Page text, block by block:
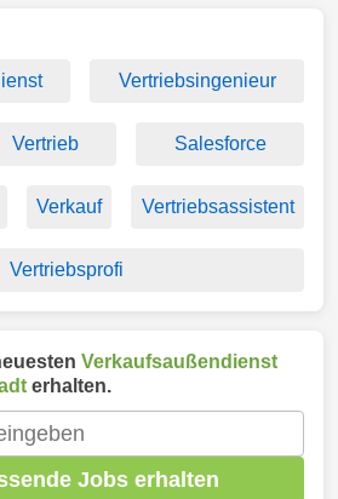
Vertriebsingenieur
Vertrieb Salesforce
Verkauf Vertriebsassistent
Vertriebsprofi
Verkaufsaußendienst
erhalten.
Jobs erhalten